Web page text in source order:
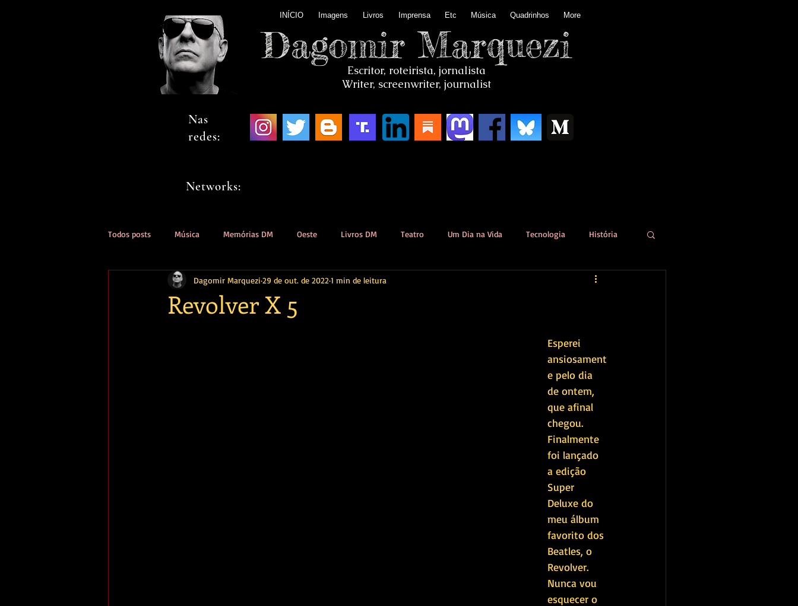
INÍCIO Imagens Livros Imprensa Etc Música Quadrinhos More
Dagomir Marquezi
Escritor, roteirista, jornalista
Writer, screenwriter, journalist
Nas
redes:
Networks:
Todos posts Música Memórias DM Oeste Livros DM Teatro Um Dia na Vida Tecnologia História
Revolver X 5
Dagomir Marquezi 29 de out. de 2022 1 min de leitura
Esperei
ansiosament
e pelo dia
de ontem,
que afinal
chegou.
Finalmente
foi lançado
a edição
Super
Deluxe do
meu álbum
favorito dos
Beatles, o
Revolver.
Nunca vou
esquecer o